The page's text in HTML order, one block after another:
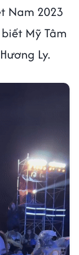
Nam 2023
Mỹ Tâm
Ly.